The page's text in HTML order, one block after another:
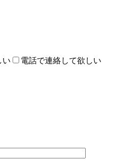
い 電話で連絡して欲しい